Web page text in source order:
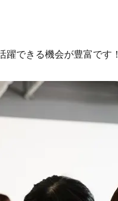
できる機会が豊富です！